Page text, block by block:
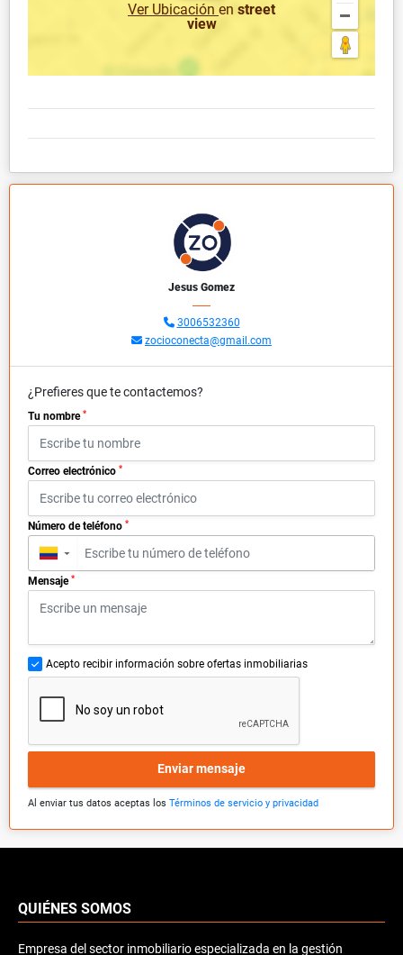
Ver Ubicación en street
view
Jesus Gomez
3006532360
zocioconecta@gmail.com
¿Prefieres que te contactemos?
Tu nombre *
Correo electrónico *
Número de teléfono *
▼
Mensaje *
Acepto recibir información sobre ofertas inmobiliarias
Enviar mensaje
Al enviar tus datos aceptas los Términos de servicio y privacidad
QUIÉNES SOMOS
Empresa del sector inmobiliario especializada en la gestión